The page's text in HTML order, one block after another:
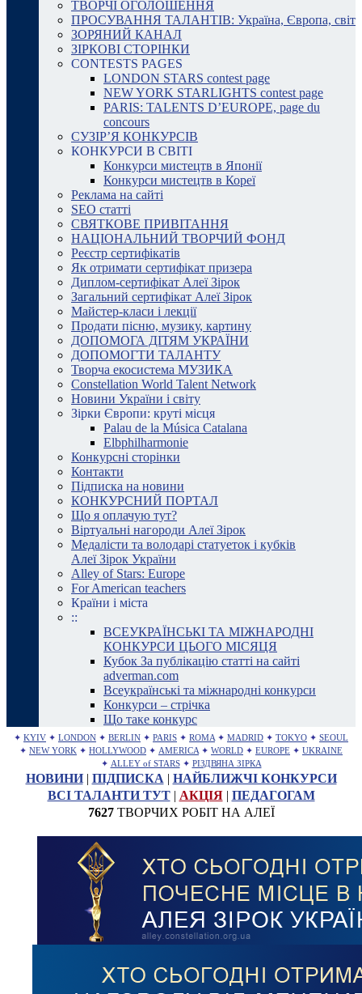
ТВОРЧІ ОГОЛОШЕННЯ
ПРОСУВАННЯ ТАЛАНТІВ: Україна, Європа, світ
ЗОРЯНИЙ КАНАЛ
ЗІРКОВІ СТОРІНКИ
CONTESTS PAGES
LONDON STARS contest page
NEW YORK STARLIGHTS contest page
PARIS: TALENTS D’EUROPE, page du
concours
СУЗІР’Я КОНКУРСІВ
КОНКУРСИ В СВІТІ
Конкурси мистецтв в Японії
Конкурси мистецтв в Кореї
Реклама на сайті
SEO статті
СВЯТКОВЕ ПРИВІТАННЯ
НАЦІОНАЛЬНИЙ ТВОРЧИЙ ФОНД
Реєстр сертифікатів
Як отримати сертифікат призера
Диплом-сертифікат Алеї Зірок
Загальний сертифікат Алеї Зірок
Майстер-класи і лекції
Продати пісню, музику, картину
ДОПОМОГА ДІТЯМ УКРАЇНИ
ДОПОМОГТИ ТАЛАНТУ
Творча екосистема МУЗИКА
Constellation World Talent Network
Новини України і світу
Зірки Європи: круті місця
Palau de la Música Catalana
Elbphilharmonie
Конкурсні сторінки
Контакти
Підписка на новини
КОНКУРСНИЙ ПОРТАЛ
Що я оплачую тут?
Віртуальні нагороди Алеї Зірок
Медалісти та володарі статуеток і кубків
Алеї Зірок України
Alley of Stars: Europe
For American teachers
Країни і міста
::
ВСЕУКРАЇНСЬКІ ТА МІЖНАРОДНІ
КОНКУРСИ ЦЬОГО МІСЯЦЯ
Кубок За публікацію статті на сайті
adverman.com
Всеукраїнські та міжнародні конкурси
Конкурси – стрічка
Що таке конкурс
✦ KYIV ✦ LONDON ✦ BERLIN ✦ PARIS ✦ ROMA ✦ MADRID ✦ TOKYO ✦ SEOUL
✦ NEW YORK ✦ HOLLYWOOD ✦ AMERICA ✦ WORLD ✦ EUROPE ✦ UKRAINE
✦ ALLEY of STARS ✦ РІЗДВЯНА ЗІРКА
НОВИНИ| ПІДПИСКА | НАЙБЛИЖЧІ КОНКУРСИ
ВСІ ТАЛАНТИ ТУТ| АКЦІЯ| ПЕДАГОГАМ
7627ТВОРЧИХ РОБІТ НА АЛЕЇ